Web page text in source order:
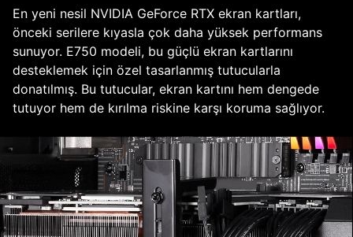
En yeni nesil NVIDIA GeForce RTX ekran kartları,
önceki serilere kıyasla çok daha yüksek performans
sunuyor. E750 modeli, bu güçlü ekran kartlarını
desteklemek için özel tasarlanmış tutucularla
donatılmış. Bu tutucular, ekran kartını hem dengede
tutuyor hem de kırılma riskine karşı koruma sağlıyor.